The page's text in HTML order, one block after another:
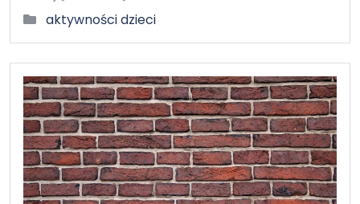
aktywności dzieci